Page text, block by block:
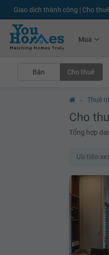
+75.000Tin đăng mới hàng
Mua
Bán Cho thuê
› Thuê
Cho
Tổng hợp
Ưu tiên